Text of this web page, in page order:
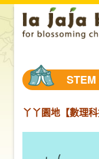
丫丫園地【數理